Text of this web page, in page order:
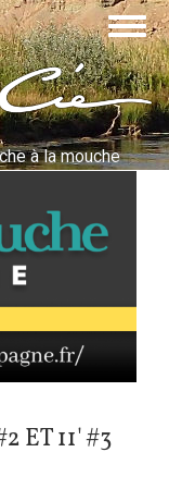
à la mouche
ET 11' #3